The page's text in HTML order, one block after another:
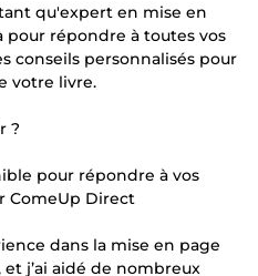
qu'expert en mise en
pour répondre à toutes vos
conseils personnalisés pour
votre livre.
?
pour répondre à vos
ComeUp Direct
dans la mise en page
j’ai aidé de nombreux